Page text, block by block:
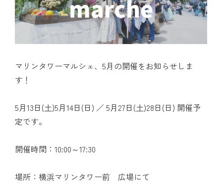
マリンタワーマルシェ、5月の開催をお知らせしま
す！
5月13日(土)5月14日(日) ／ 5月27日(土)28日(日) 開催予
定です。
開催時間：10:00～17:30
場所：横浜マリンタワー前 広場にて